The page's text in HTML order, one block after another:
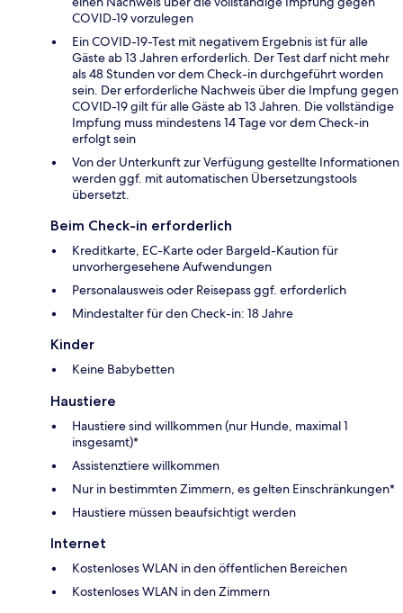
COVID-19 vorzulegen
Ein COVID-19-Test mit negativem Ergebnis ist für alle
Gäste ab 13 Jahren erforderlich. Der Test darf nicht mehr
als 48 Stunden vor dem Check-in durchgeführt worden
sein. Der erforderliche Nachweis über die Impfung gegen
COVID-19 gilt für alle Gäste ab 13 Jahren. Die vollständige
Impfung muss mindestens 14 Tage vor dem Check-in
erfolgt sein
Von der Unterkunft zur Verfügung gestellte Informationen
werden ggf. mit automatischen Übersetzungstools
übersetzt.
Beim Check-in erforderlich
Kreditkarte, EC-Karte oder Bargeld-Kaution für
unvorhergesehene Aufwendungen
Personalausweis oder Reisepass ggf. erforderlich
Mindestalter für den Check-in: 18 Jahre
Kinder
Keine Babybetten
Haustiere
Haustiere sind willkommen (nur Hunde, maximal 1
insgesamt)*
Assistenztiere willkommen
Nur in bestimmten Zimmern, es gelten Einschränkungen*
Haustiere müssen beaufsichtigt werden
Internet
Kostenloses WLAN in den öffentlichen Bereichen
Kostenloses WLAN in den Zimmern